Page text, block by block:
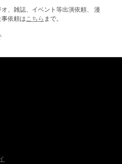
、雑誌、イベント等出演依頼、 漫
依頼はこちら まで。